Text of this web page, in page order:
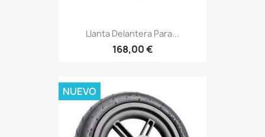
Llanta Delantera Para...
168,00 €
NUEVO